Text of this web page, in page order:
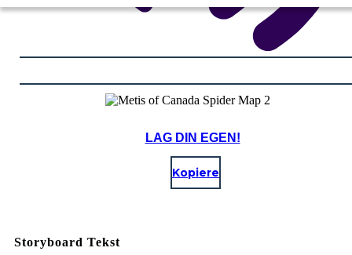
LAG DIN EGEN!
Kopiere
Storyboard Tekst